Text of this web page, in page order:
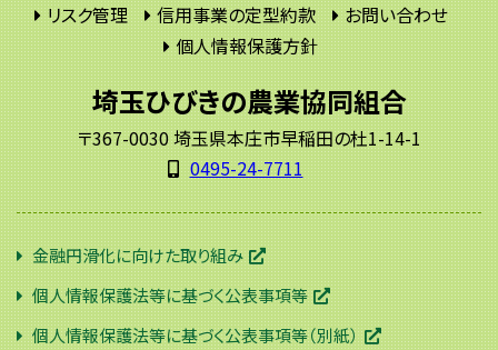
リスク管理
信用事業の定型約款
お問い合わせ
個人情報保護方針
埼玉ひびきの農業協同組合
〒367-0030 埼玉県本庄市早稲田の杜1-14-1
0495-24-7711
金融円滑化に向けた取り組み
個人情報保護法等に基づく公表事項等
個人情報保護法等に基づく公表事項等（別紙）